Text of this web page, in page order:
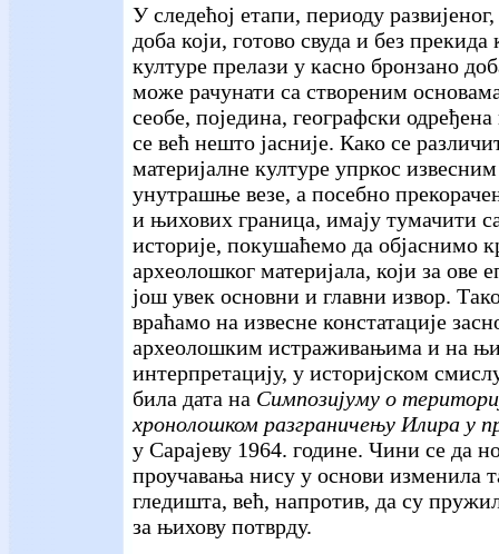
У следећој етапи, периоду
доба који, готово свуда и без прекида
културе прелази у касно бронзано
може рачунати са створеним
сеобе, поједина, географски одређена
се већ нешто јасније. Како се
материјалне културе упркос
унутрашње везе, а посебно
и њихових граница, имају тумачити
историје, покушаћемо да објаснимо
археолошког материјала, који за ове
још увек основни и главни извор.
враћамо на извесне констатације
археолошким истраживањима и на
интерпретацију, у историјском
била дата на Симпозијуму о
хронолошком разграничењу Илира у
у Сарајеву 1964. године. Чини се да
проучавања нису у основи изменила
гледишта, већ, напротив, да су
за њихову потврду.